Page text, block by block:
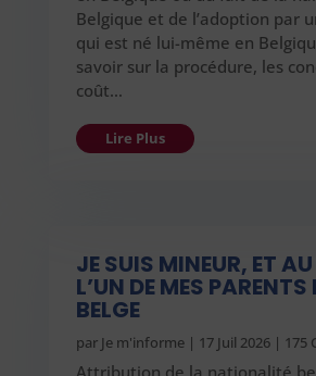
Belgique et de l’adoption par
qui est né lui-même en
savoir sur la procédure, les
coût…
Lire Plus
JE SUIS MINEUR, ET
L’UN DE MES PARENTS
BELGE
par Je m'informe| 17 Juil 2026| 175
Attribution de la nationalité